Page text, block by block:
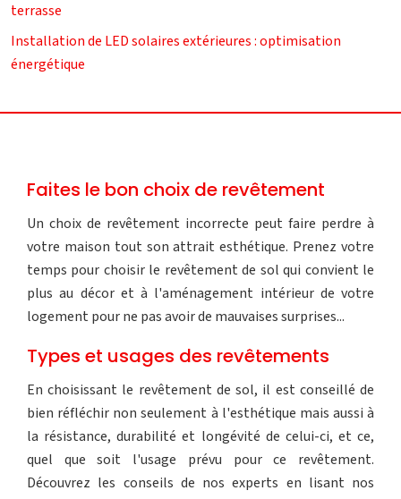
terrasse
Installation de LED solaires extérieures : optimisation
énergétique
Faites le bon choix de revêtement
Un choix de revêtement incorrecte peut faire perdre à
votre maison tout son attrait esthétique. Prenez votre
temps pour choisir le revêtement de sol qui convient le
plus au décor et à l'aménagement intérieur de votre
logement pour ne pas avoir de mauvaises surprises...
Types et usages des revêtements
En choisissant le revêtement de sol, il est conseillé de
bien réfléchir non seulement à l'esthétique mais aussi à
la résistance, durabilité et longévité de celui-ci, et ce,
quel que soit l'usage prévu pour ce revêtement.
Découvrez les conseils de nos experts en lisant nos